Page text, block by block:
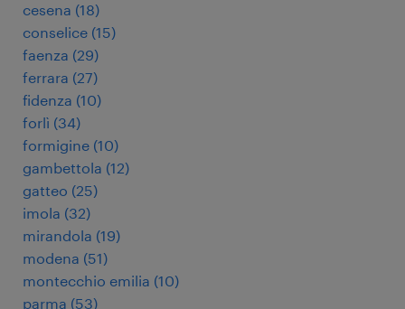
cesena (18)
conselice (15)
faenza (29)
ferrara (27)
fidenza (10)
forlì (34)
formigine (10)
gambettola (12)
gatteo (25)
imola (32)
mirandola (19)
modena (51)
montecchio emilia (10)
parma (53)